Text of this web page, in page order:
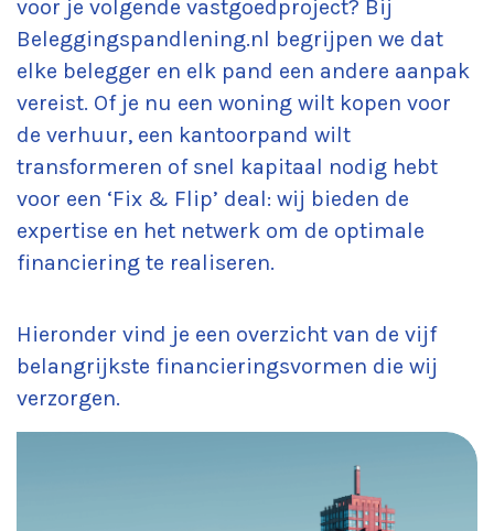
voor je volgende vastgoedproject? Bij
Beleggingspandlening.nl begrijpen we dat
elke belegger en elk pand een andere aanpak
vereist. Of je nu een woning wilt kopen voor
de verhuur, een kantoorpand wilt
transformeren of snel kapitaal nodig hebt
voor een ‘Fix & Flip’ deal: wij bieden de
expertise en het netwerk om de optimale
financiering te realiseren.
Hieronder vind je een overzicht van de vijf
belangrijkste financieringsvormen die wij
verzorgen.